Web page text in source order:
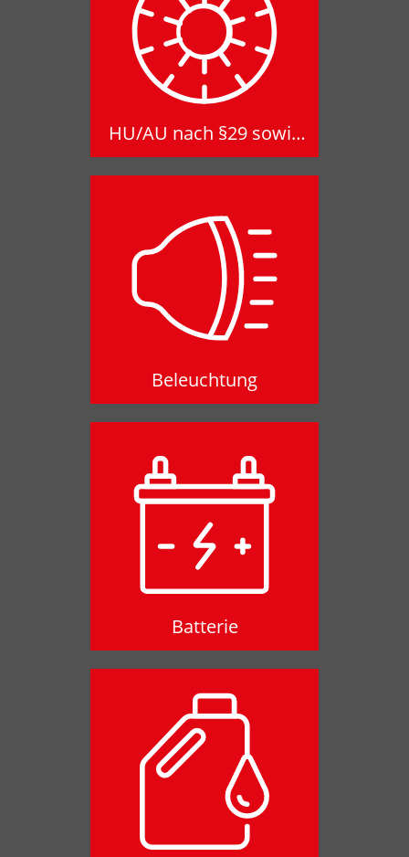
HU/AU nach §29 sowie
Eintragungen
HU/AU nach §29 sowie
Eintragungen
Beleuchtung
Beleuchtung
Batterie
Batterie
Ölservice